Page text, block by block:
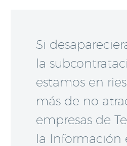
Si
la
estamos en
más de no
empresas de
la Información